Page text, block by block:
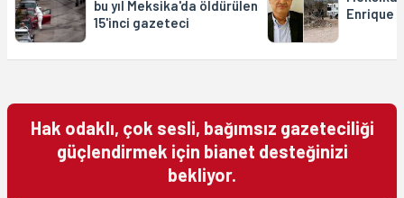
bu yıl Meksika'da öldürülen
15'inci gazeteci
Enrique
Hak odaklı, çok sesli, bağımsız gazeteciliği
güçlendirmek için bianet desteğinizi
bekliyor.